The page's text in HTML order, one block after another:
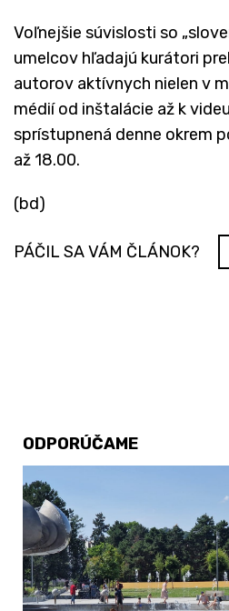
Voľnejšie súvislosti so
umelcov hľadajú kurátori
autorov aktívnych nielen v
médií od inštalácie až k
sprístupnená denne okrem
až 18.00.
(bd)
PÁČIL SA VÁM ČLÁNOK?
ODPORÚČAME